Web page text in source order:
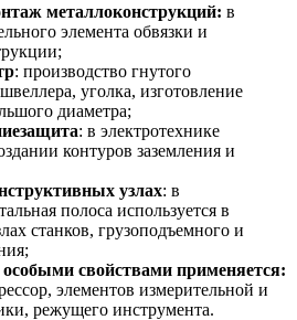
металлоконструкций: в
элемента обвязки и
: производство гнутого
уголка, изготовление
диаметра;
: в электротехнике
контуров заземления и
узлах: в
полоса используется в
станков, грузоподъемного и
особыми свойствами применяется:
элементов измерительной и
режущего инструмента.